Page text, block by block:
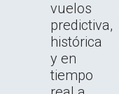
vuelos
predictiva,
histórica
y en
tiempo